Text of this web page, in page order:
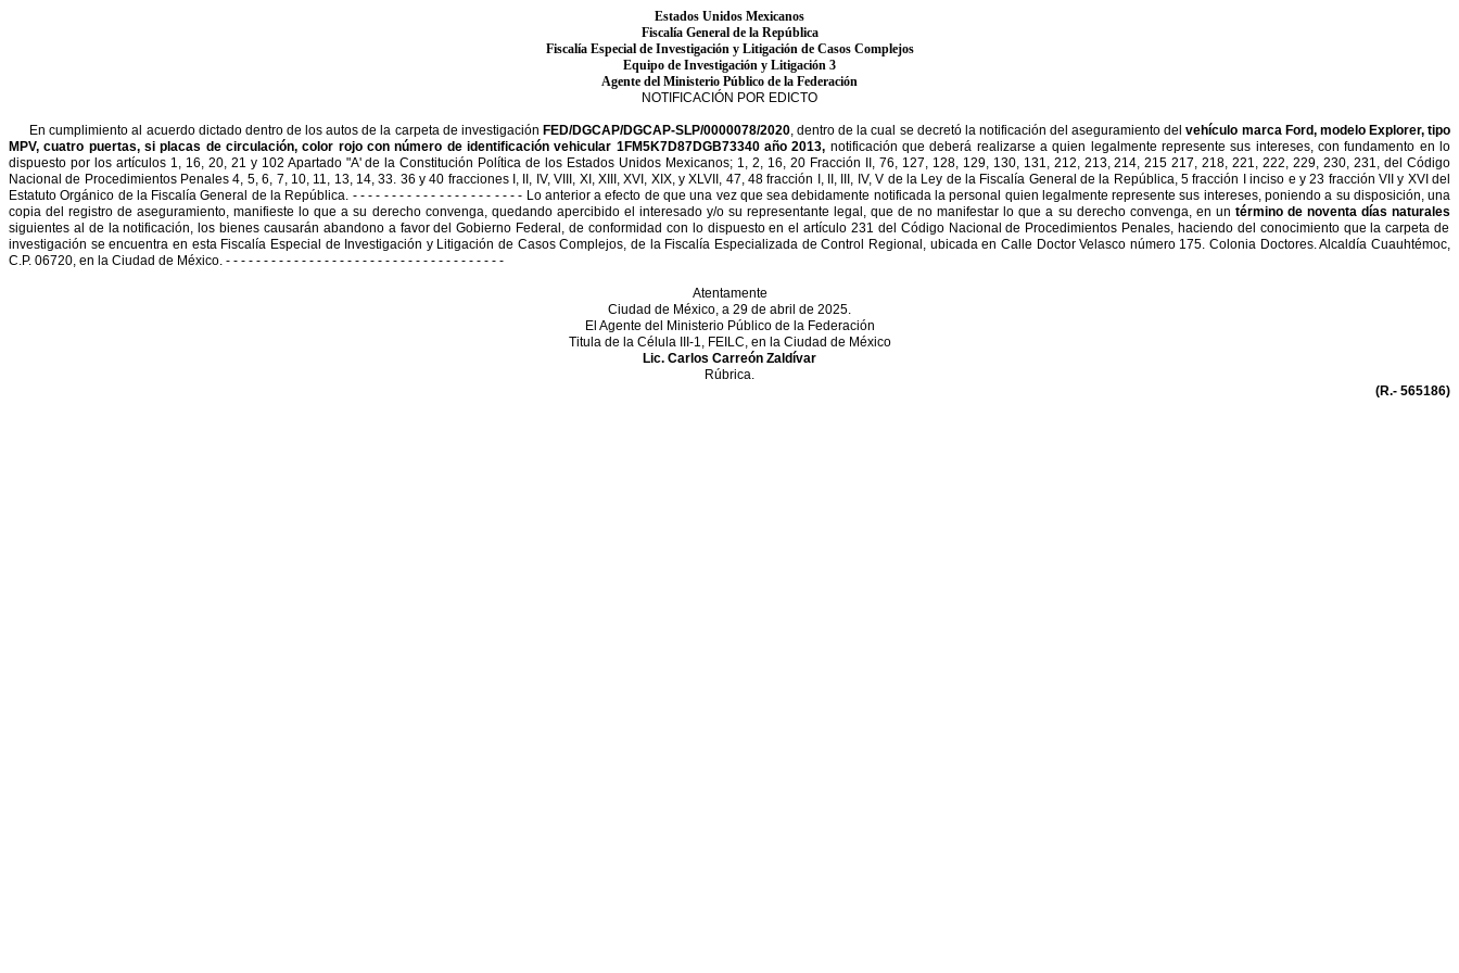
Estados Unidos Mexicanos
Fiscalía General de la República
Fiscalía Especial de Investigación y Litigación de Casos Complejos
Equipo de Investigación y Litigación 3
Agente del Ministerio Público de la Federación
NOTIFICACIÓN POR EDICTO
En cumplimiento al acuerdo dictado dentro de los autos de la carpeta de investigación FED/DGCAP/DGCAP-SLP/0000078/2020, dentro de la cual se decretó la notificación del aseguramiento delvehículo marca Ford, modelo Explorer, tipo
MPV, cuatro puertas, si placas de circulación, color rojo con número de identificación vehicular 1FM5K7D87DGB73340 año 2013, notificación que deberá realizarse a quien legalmente represente sus intereses, con fundamento en lo
dispuesto por los artículos 1, 16, 20, 21 y 102 Apartado "A' de la Constitución Política de los Estados Unidos Mexicanos; 1, 2, 16, 20 Fracción II, 76, 127, 128, 129, 130, 131, 212, 213, 214, 215 217, 218, 221, 222, 229, 230, 231, del Código
Nacional de Procedimientos Penales 4, 5, 6, 7, 10, 11, 13, 14, 33. 36 y 40 fracciones I, II, IV, VIII, XI, XIII, XVI, XIX, y XLVII, 47, 48 fracción I, II, III, IV, V de la Ley de la Fiscalía General de la República, 5 fracción I inciso e y 23 fracción VII y XVI del
Estatuto Orgánico de la Fiscalía General de la República. - - - - - - - - - - - - - - - - - - - - - - Lo anterior a efecto de que una vez que sea debidamente notificada la personal quien legalmente represente sus intereses, poniendo a su disposición, una
copia del registro de aseguramiento, manifieste lo que a su derecho convenga, quedando apercibido el interesado y/o su representante legal, que de no manifestar lo que a su derecho convenga, en un término de noventa días naturales
siguientes al de la notificación, los bienes causarán abandono a favor del Gobierno Federal,de conformidad con lo dispuesto en el artículo 231 del Código Nacional de Procedimientos Penales, haciendo del conocimiento que la carpeta de
investigación se encuentra en esta Fiscalía Especial de Investigación y Litigación de Casos Complejos, de la Fiscalía Especializada de Control Regional, ubicada en Calle Doctor Velasco número 175. Colonia Doctores. Alcaldía Cuauhtémoc,
C.P. 06720, en la Ciudad de México. - - - - - - - - - - - - - - - - - - - - - - - - - - - - - - - - - - - - -
Atentamente
Ciudad de México, a 29 de abril de 2025.
El Agente del Ministerio Público de la Federación
Titula de la Célula III-1, FEILC, en la Ciudad de México
Lic. Carlos Carreón Zaldívar
Rúbrica.
(R.- 565186)